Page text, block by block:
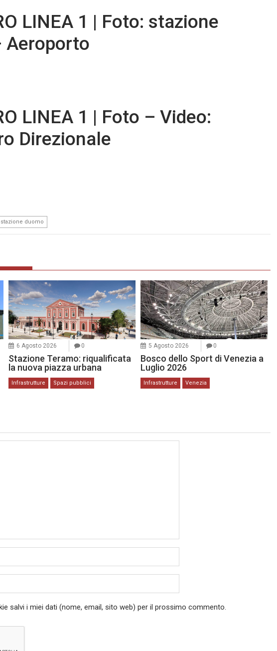
LINEA 1 | Foto: stazione
Aeroporto
LINEA 1 | Foto – Video:
Direzionale
stazione duomo
6 Agosto 2026 0
Stazione Teramo: riqualificata
la nuova piazza urbana
Infrastrutture Spazi pubblici
5 Agosto 2026 0
Bosco dello Sport di Venezia a
Luglio 2026
Infrastrutture Venezia
salvi i miei dati (nome, email, sito web) per il prossimo commento.